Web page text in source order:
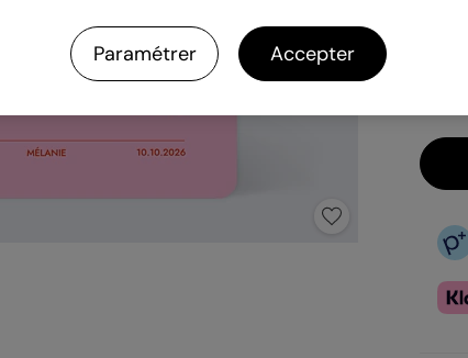
Paramétrer Accepter